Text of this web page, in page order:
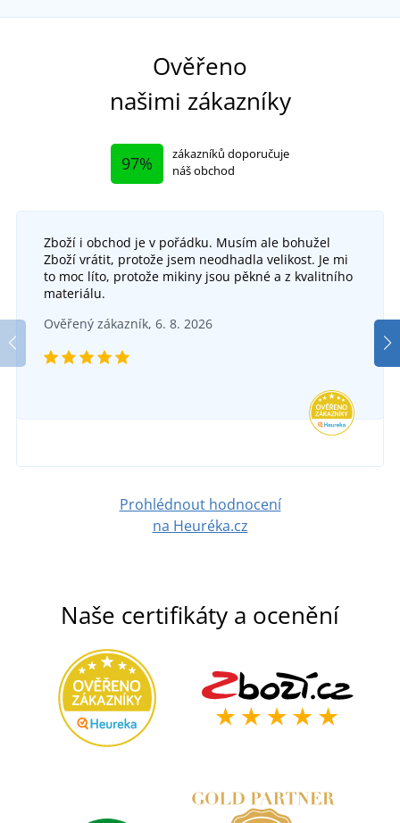
Antibakteriální sprej do bot s aktivním stříbrem
SKLADEM
Sportovní vložky AnatomiX
SKLADEM
Ověřeno
našimi zákazníky
97%
zákazníků doporučuje
náš obchod
Zboží i obchod je v pořádku. Musím ale bohužel
Zboží vrátit, protože jsem neodhadla velikost. Je mi
to moc líto, protože mikiny jsou pěkné a z kvalitního
materiálu.
Ověřený zákazník, 6. 8. 2026
Prohlédnout hodnocení
na Heuréka.cz
Naše certifikáty a ocenění